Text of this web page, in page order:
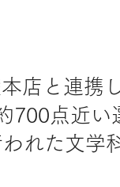
店と連携
点近
れた文学